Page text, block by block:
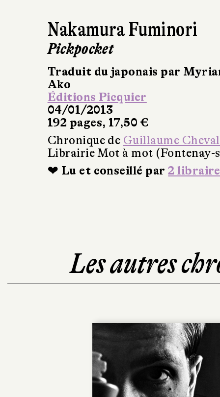
Nakamura Fuminori
Pickpocket
Traduit du japonais par
Ako
Éditions Picquier
04/01/2013
192 pages, 17,50 €
Chronique de Guillaume
Librairie Mot à mot (Fontenay-
❤ Lu et conseillé par2
Les autres